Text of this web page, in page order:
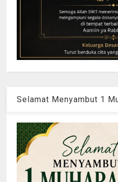
Selamat Menyambut 1